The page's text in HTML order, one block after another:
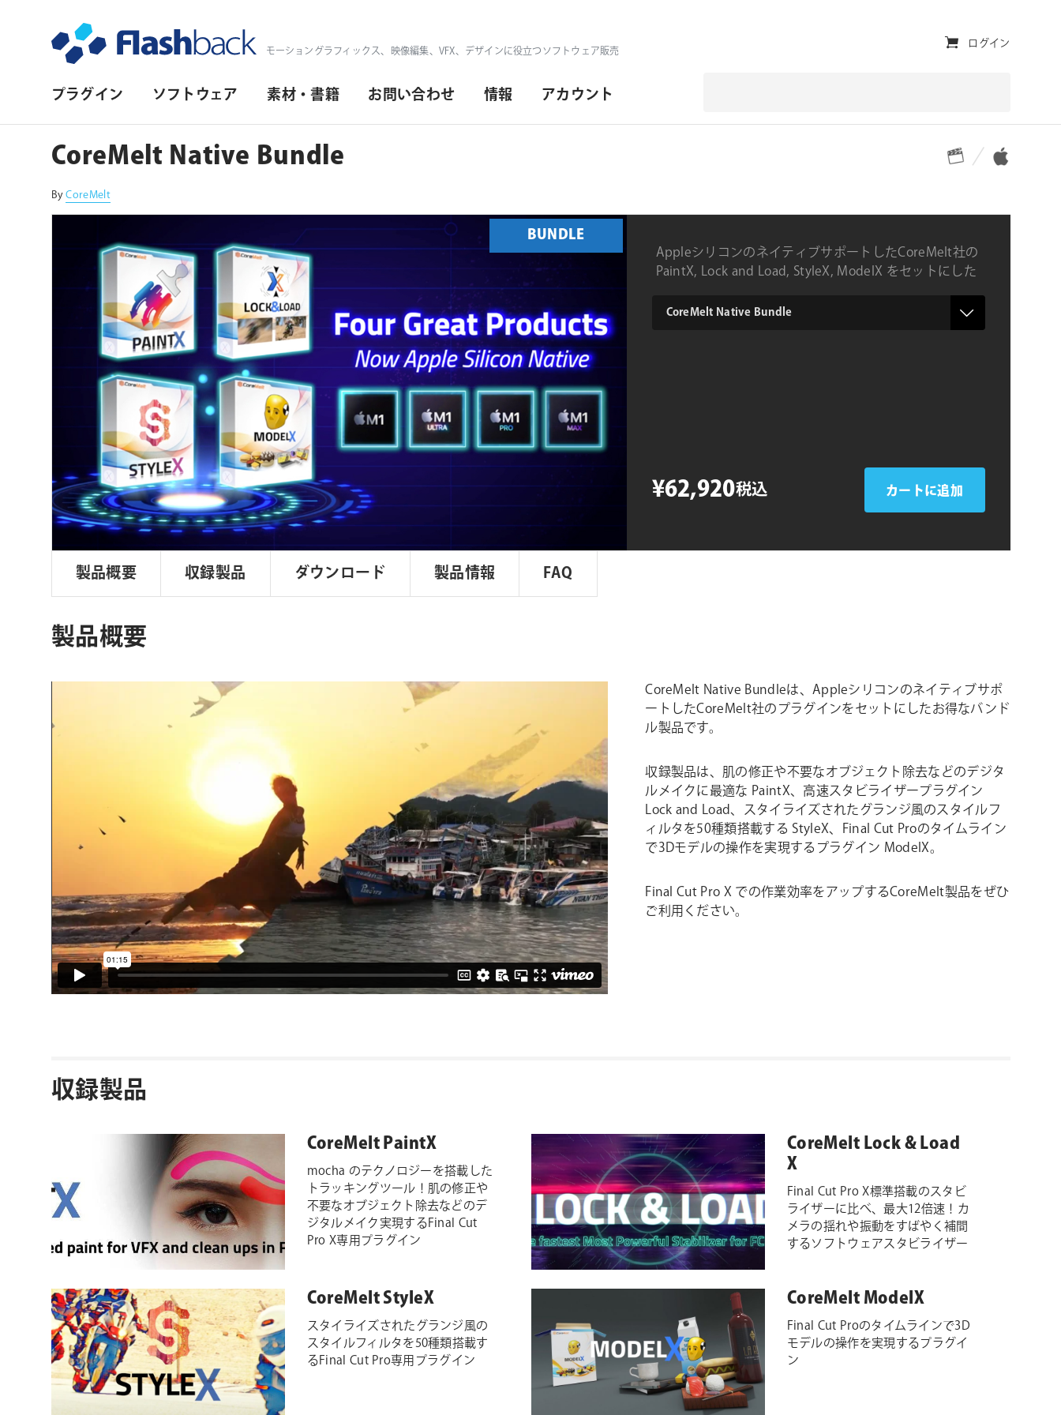
モーショングラフィックス、映像編集、VFX、デザインに役立つソフトウェア販売
プ
イ
マ
リ・
ゲ
プラグイン ソフトウェア 素材・書籍 お問い合わせ 情報 アカウント
ユ
ィ
リ
ィ・
ナ
ビ
ゲ
ー
ログイン
CoreMelt Native Bundle 対応プラットフォーム 対応OS
ByCoreMelt
BUNDLE
AppleシリコンのネイティブサポートしたCoreMelt社の
PaintX, Lock and Load, StyleX, ModelX をセットにした
type
¥62,920税込 カートに追加
製品概要 収録製品 ダウンロード 製品情報 FAQ
製品概要
CoreMelt Native Bundleは、Appleシリコンのネイティブサポ
ートしたCoreMelt社のプラグインをセットにしたお得なバンド
ル製品です。
収録製品は、肌の修正や不要なオブジェクト除去などのデジタ
ルメイクに最適な PaintX、高速スタビライザープラグイン
Lock and Load、スタイライズされたグランジ風のスタイルフ
ィルタを50種類搭載する StyleX、Final Cut Proのタイムライン
で3Dモデルの操作を実現するプラグイン ModelX。
Final Cut Pro X での作業効率をアップするCoreMelt製品をぜひ
ご利用ください。
収録製品
CoreMelt PaintX
mocha のテクノロジーを搭載した
トラッキングツール！肌の修正や
不要なオブジェクト除去などのデ
ジタルメイク実現するFinal Cut
Pro X専用プラグイン
CoreMelt Lock & Load
X
Final Cut Pro X標準搭載のスタビ
ライザーに比べ、最大12倍速！カ
メラの揺れや振動をすばやく補間
するソフトウェアスタビライザー
CoreMelt StyleX
スタイライズされたグランジ風の
スタイルフィルタを50種類搭載す
るFinal Cut Pro専用プラグイン
CoreMelt ModelX
Final Cut Proのタイムラインで3D
モデルの操作を実現するプラグイ
ン